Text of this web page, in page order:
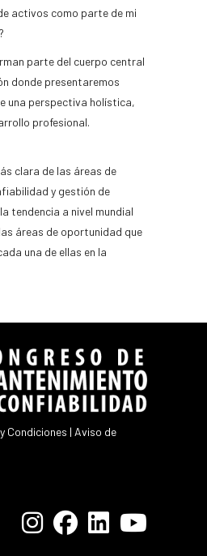
activos como parte de mi
parte del cuerpo central
donde presentaremos
una perspectiva holística,
profesional.
clara de las áreas de
y gestión de
tendencia a nivel mundial
áreas de oportunidad que
una de ellas en la
Condiciones | Aviso de